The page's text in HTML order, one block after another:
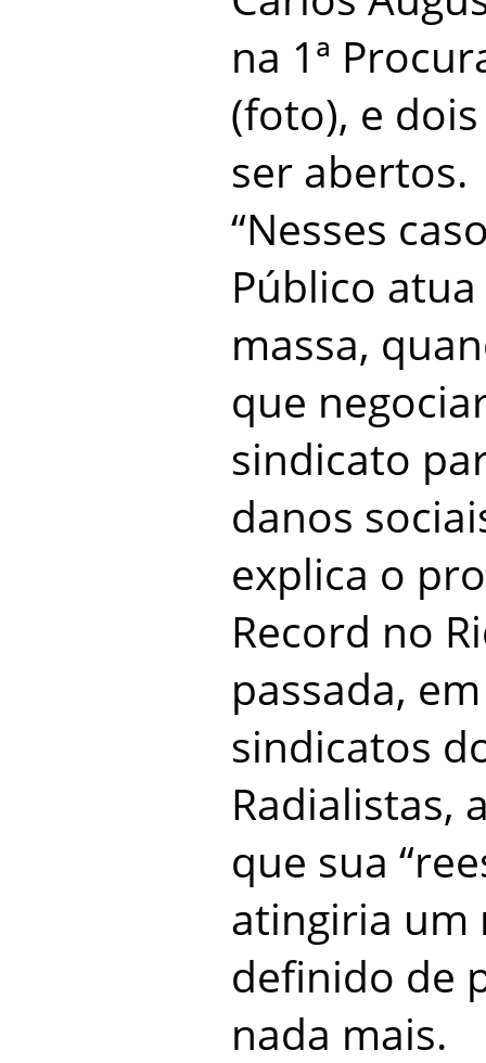
na 1ª
(foto), e
ser abertos.
“Nesses
Público
massa,
que
sindicato
danos
explica o
Record no
passada,
sindicatos
Radialistas,
que sua
atingiria um
definido de
nada mais.